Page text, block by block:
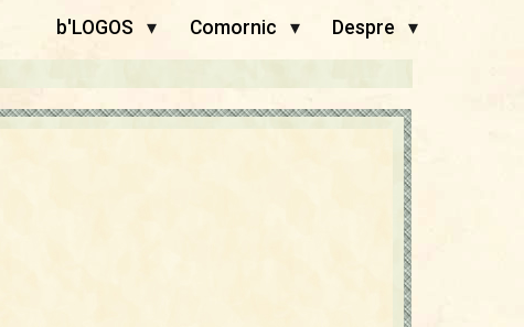
b'LOGOS ▾ Comornic ▾ Despre ▾